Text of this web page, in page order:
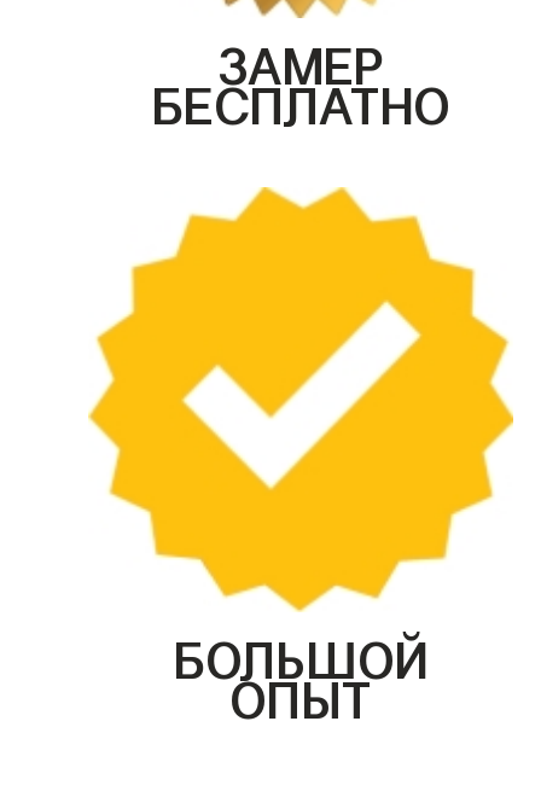
ЗАМЕР
БЕСПЛАТНО
БОЛЬШОЙ
ОПЫТ